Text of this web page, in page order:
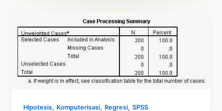
SPSS
Hipotesis, Komputerisasi, Regresi,SPSS